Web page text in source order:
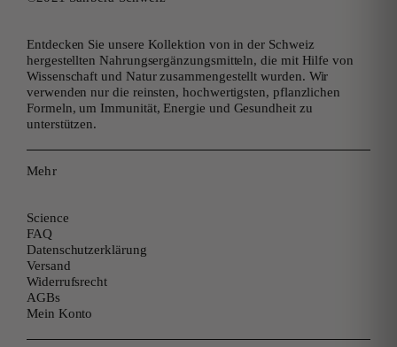
Entdecken Sie unsere Kollektion von in der Schweiz
hergestellten Nahrungsergänzungsmitteln, die mit Hilfe von
Wissenschaft und Natur zusammengestellt wurden. Wir
verwenden nur die reinsten, hochwertigsten, pflanzlichen
Formeln, um Immunität, Energie und Gesundheit zu
unterstützen.
Mehr
Science
FAQ
Datenschutzerklärung
Versand
Widerrufsrecht
AGBs
Mein Konto